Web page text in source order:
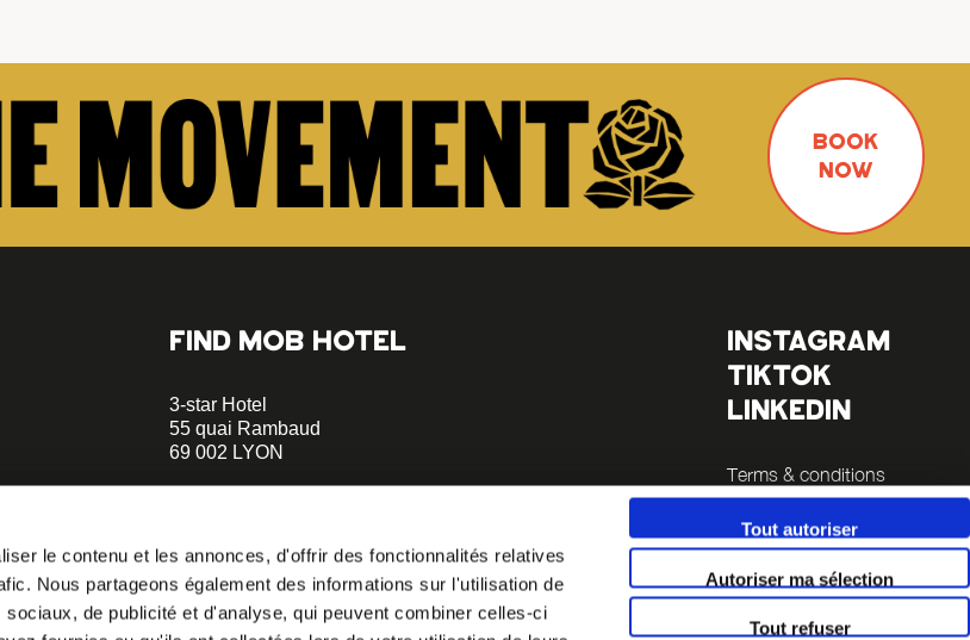
le contenu et les annonces, d'offrir des fonctionnalités relatives
Nous partageons également des informations sur l'utilisation de
de publicité et d'analyse, qui peuvent combiner celles-ci
Tout autoriser
Autoriser ma sélection
Tout refuser
BOOK
NOW
FIND MOB HOTEL
3-star Hotel
55 quai Rambaud
69 002 LYON
Confluences
A 2-minute walk to Le Sucre et la Sucrière
helloparis@mobhotel.com
INSTAGRAM
TIKTOK
LINKEDIN
Terms & conditions
Legals